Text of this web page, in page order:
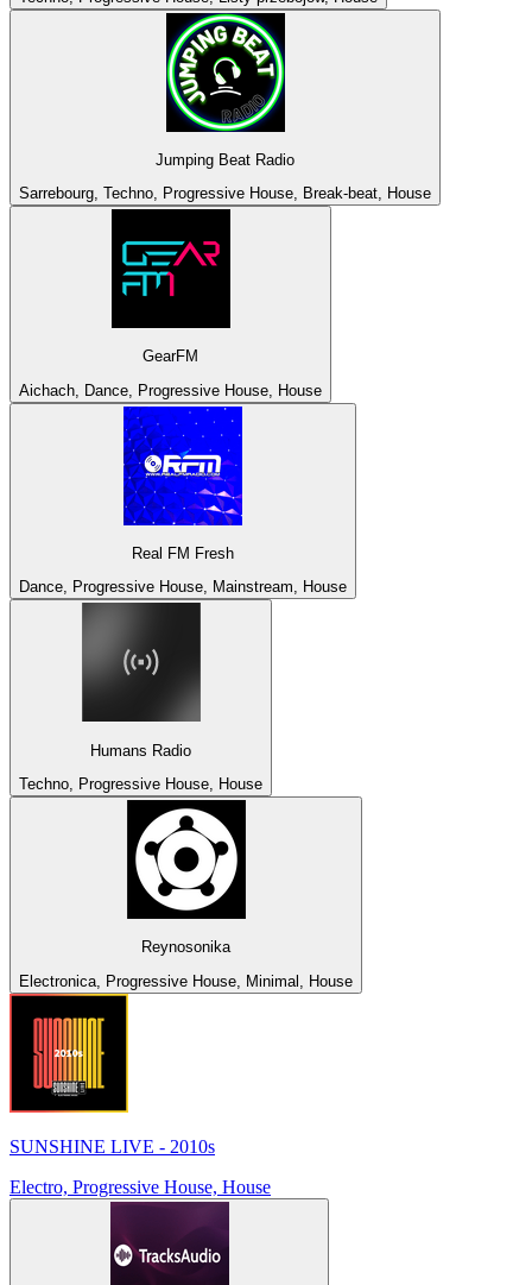
Jumping Beat Radio
Sarrebourg, Techno, Progressive House, Break-beat, House
GearFM
Aichach, Dance, Progressive House, House
Real FM Fresh
Dance, Progressive House, Mainstream, House
Humans Radio
Techno, Progressive House, House
Reynosonika
Electronica, Progressive House, Minimal, House
SUNSHINE LIVE - 2010s
Electro, Progressive House, House